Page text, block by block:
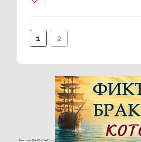
1 2
Реклама 16+ АО «ЛитГород»